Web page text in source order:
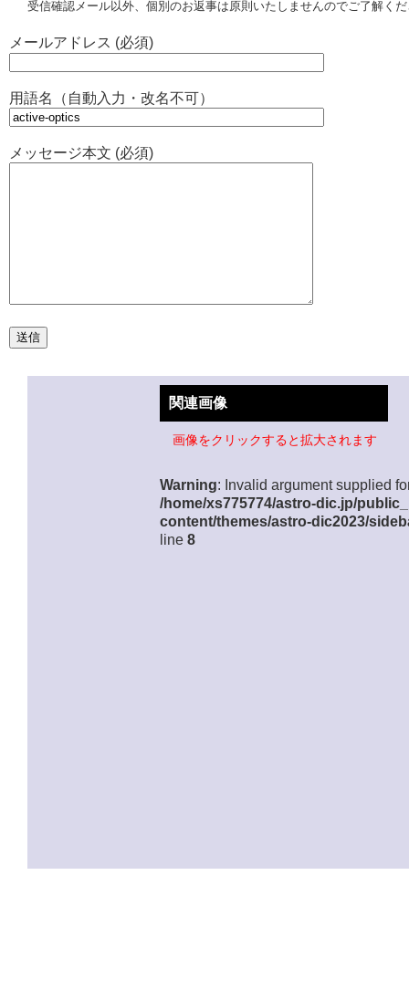
受信確認メール以外、個別のお返事は原則いたしませんのでご了解く
メールアドレス (必須)
用語名（自動入力・改名不可）
メッセージ本文 (必須)
関連画像
画像をクリックすると拡大されます
Warning: Invalid argument supplied
/home/xs775774/astro-dic.jp/
content/themes/astro-dic2023/
line 8